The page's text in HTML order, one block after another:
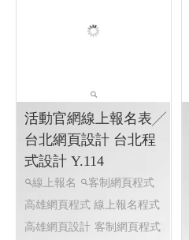
活動官網線上報名表╱
台北網頁設計 台北程
式設計 Y.114
線上報名
客制網頁程式